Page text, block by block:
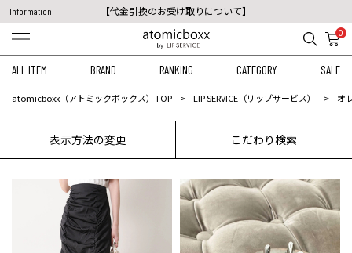
Information
【代金引換のお受け取りについて】
税込11,000円以上のご注文で送料無料！
0
ALL ITEM BRAND RANKING CATEGORY SALE
atomicboxx（アトミックボックス）TOP LIP SERVICE（リップサービス） オ
表示方法の変更 こだわり検索